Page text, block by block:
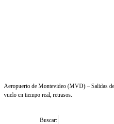
Aeropuerto de Montevideo (MVD) – Salidas
vuelo en tiempo real, retrasos.
Buscar: